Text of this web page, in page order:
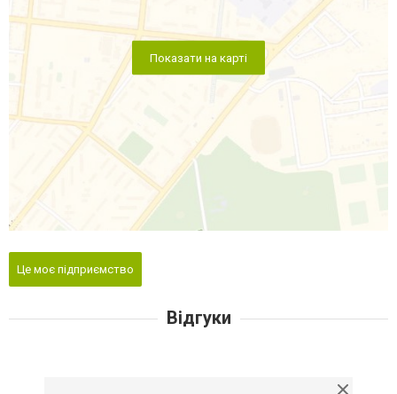
Показати на карті
Це моє підприємство
Відгуки